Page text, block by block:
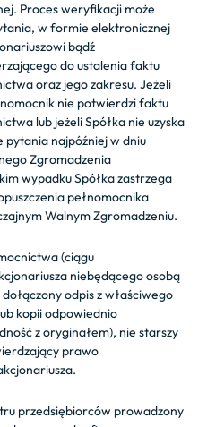
Proces weryfikacji może
w formie elektronicznej
bądź
do ustalenia faktu
oraz jego zakresu. Jeżeli
nie potwierdzi faktu
lub jeżeli Spółka nie uzyska
pytania najpóźniej w dniu
Zgromadzenia
wypadku Spółka zastrzega
pełnomocnika
Walnym Zgromadzeniu.
(ciągu
niebędącego osobą
odpis z właściwego
kopii odpowiednio
z oryginałem), nie starszy
prawo
przedsiębiorców prowadzony